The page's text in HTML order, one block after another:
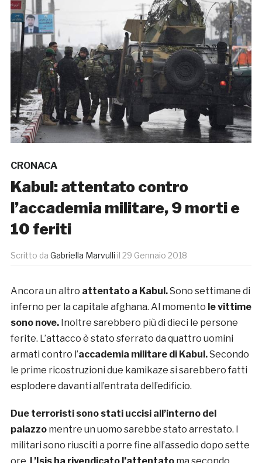
CRONACA
Kabul: attentato contro
l’accademia militare, 9 morti e
10 feriti
Scritto da Gabriella Marvulli il 29 Gennaio 2018
Ancora un altro attentato a Kabul.Sono settimane di
inferno per la capitale afghana. Al momento le vittime
sono nove.Inoltre sarebbero più di dieci le persone
ferite. L’attacco è stato sferrato da quattro uomini
armati contro l’accademia militare di Kabul.Secondo
le prime ricostruzioni due kamikaze si sarebbero fatti
esplodere davanti all’entrata dell’edificio.
Due terroristi sono stati uccisi all’interno del
palazzomentre un uomo sarebbe stato arrestato. I
militari sono riusciti a porre fine all’assedio dopo sette